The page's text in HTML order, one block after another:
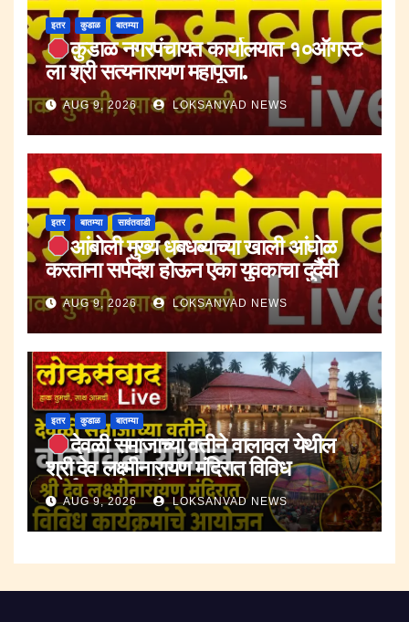
इतर कुडाळ बातम्या
कुडाळ नगरपंचायत कार्यालयात १०ऑगस्ट
ला श्री सत्यनारायण महापूजा.
AUG 9, 2026 LOKSANVAD NEWS
इतर बातम्या सावंतवाडी
आंबोली मुख्य धबधब्याच्या खाली आंघोळ
करताना सर्पदंश होऊन एका युवकाचा दुर्दैवी
मृत्यू.AUG 9, 2026 LOKSANVAD NEWS
इतर कुडाळ बातम्या
देवळी समाजाच्या वतीने वालावल येथील
श्री देव लक्ष्मीनारायण मंदिरात विविध
कार्यक्रमांचे आयोजन.
AUG 9, 2026 LOKSANVAD NEWS